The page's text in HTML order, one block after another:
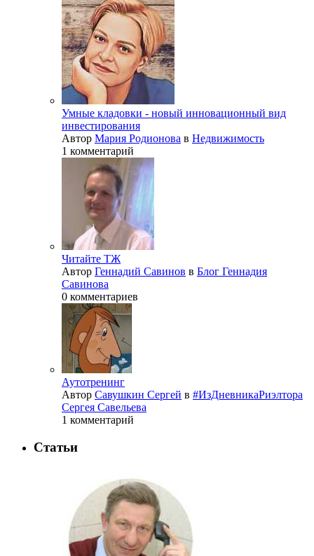
Умные кладовки - новый инновационный вид
инвестирования
Автор Мария Родионова в Недвижимость
1 комментарий
Читайте ТЖ
Автор Геннадий Савинов в Блог Геннадия
Савинова
0 комментариев
Аутотренинг
Автор Савушкин Сергей в #ИзДневникаРиэлтора
Сергея Савельева
1 комментарий
Статьи